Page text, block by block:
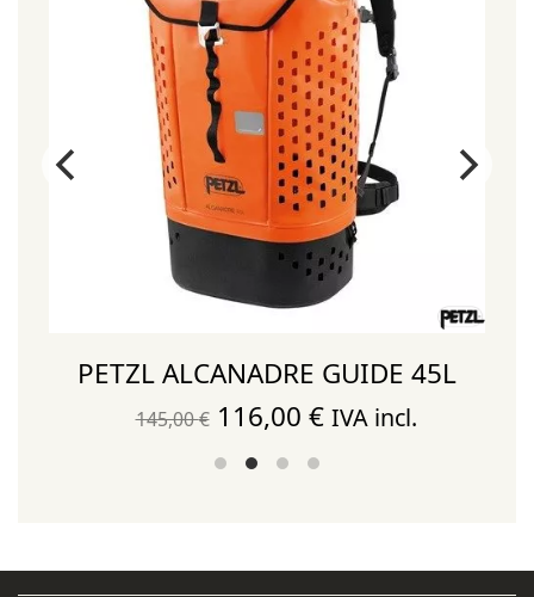
PETZL ALCANADRE GUIDE 45L
145,00€ El
precio
145,00 €.
116,00 €El
116,00 €.
IVA incl.